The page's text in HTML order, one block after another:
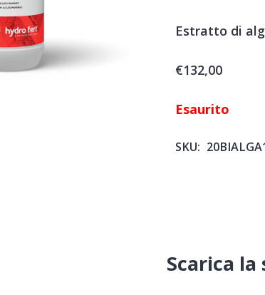
Estratto di
€132,00
Esaurito
SKU:
Scarica la